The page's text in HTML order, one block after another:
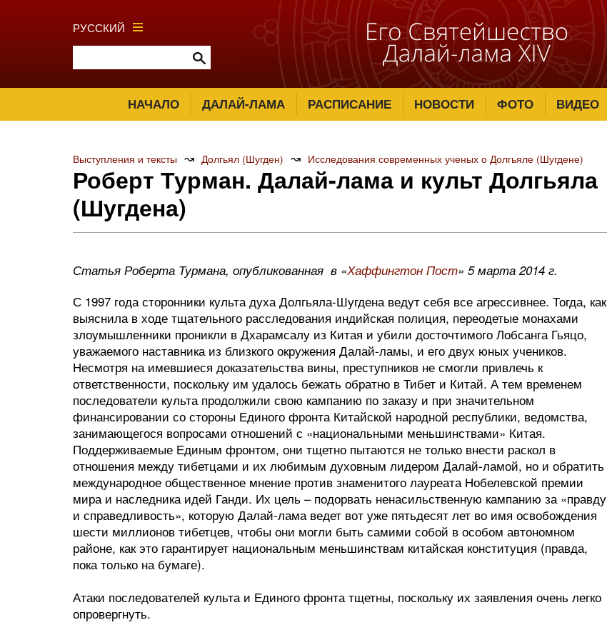
РУССКИЙ
НАЧАЛО ДАЛАЙ-ЛАМА РАСПИСАНИЕ НОВОСТИ ФОТО ВИДЕО
Выступления и тексты ↝ Долгьял (Шугден) ↝ Исследования современных ученых о Долгьяле (Шугдене)
Роберт Турман. Далай-лама и культ Долгьяла
(Шугдена)
Статья Роберта Турмана, опубликованная в «Хаффингтон Пост» 5 марта 2014 г.
С 1997 года сторонники культа духа Долгьяла-Шугдена ведут себя все агрессивнее. Тогда, как
выяснила в ходе тщательного расследования индийская полиция, переодетые монахами
злоумышленники проникли в Дхарамсалу из Китая и убили досточтимого Лобсанга Гьяцо,
уважаемого наставника из близкого окружения Далай-ламы, и его двух юных учеников.
Несмотря на имевшиеся доказательства вины, преступников не смогли привлечь к
ответственности, поскольку им удалось бежать обратно в Тибет и Китай. А тем временем
последователи культа продолжили свою кампанию по заказу и при значительном
финансировании со стороны Единого фронта Китайской народной республики, ведомства,
занимающегося вопросами отношений с «национальными меньшинствами» Китая.
Поддерживаемые Единым фронтом, они тщетно пытаются не только внести раскол в
отношения между тибетцами и их любимым духовным лидером Далай-ламой, но и обратить
международное общественное мнение против знаменитого лауреата Нобелевской премии
мира и наследника идей Ганди. Их цель – подорвать ненасильственную кампанию за «правду
и справедливость», которую Далай-лама ведет вот уже пятьдесят лет во имя освобождения
шести миллионов тибетцев, чтобы они могли быть самими собой в особом автономном
районе, как это гарантирует национальным меньшинствам китайская конституция (правда,
пока только на бумаге).
Атаки последователей культа и Единого фронта тщетны, поскольку их заявления очень легко
опровергнуть.